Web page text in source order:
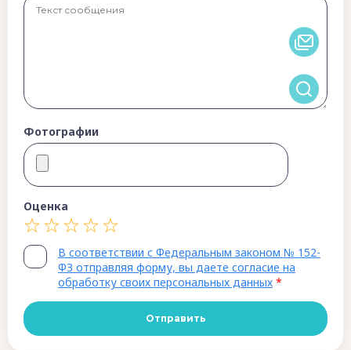
Фотографии
Оценка
В соответствии с Федеральным законом № 152-
ФЗ отправляя форму, вы даете согласие на
обработку своих персональных данных *